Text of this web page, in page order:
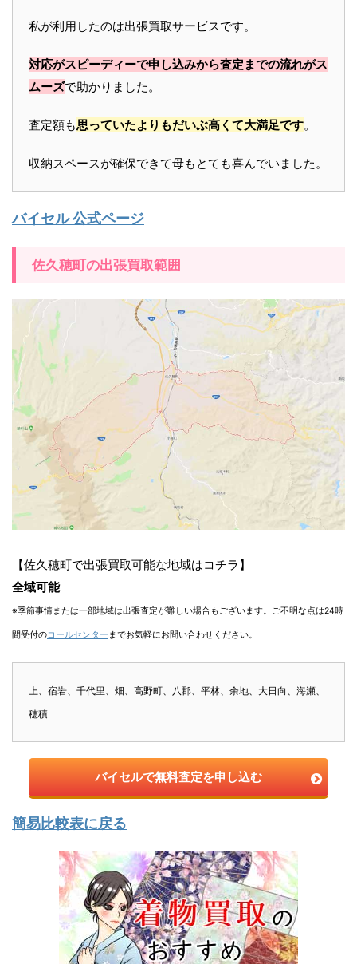
私が利用したのは出張買取サービスです。
対応がスピーディーで申し込みから査定までの流れがス
ムーズで助かりました。
査定額も思っていたよりもだいぶ高くて大満足です。
収納スペースが確保できて母もとても喜んでいました。
バイセル 公式ページ
佐久穂町の出張買取範囲
【佐久穂町で出張買取可能な地域はコチラ】
全域可能
※季節事情または一部地域は出張査定が難しい場合もございます。ご不明な点は24時
間受付のコールセンター までお気軽にお問い合わせください。
上、宿岩、千代里、畑、高野町、八郡、平林、余地、大日向、海瀬、
穂積
バイセルで無料査定を申し込む
簡易比較表に戻る